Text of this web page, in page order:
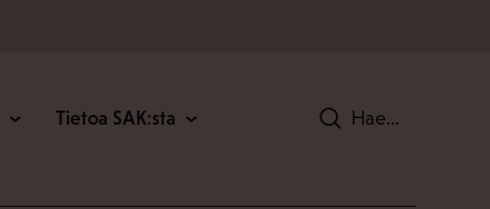
Tietoa SAK:sta Hae